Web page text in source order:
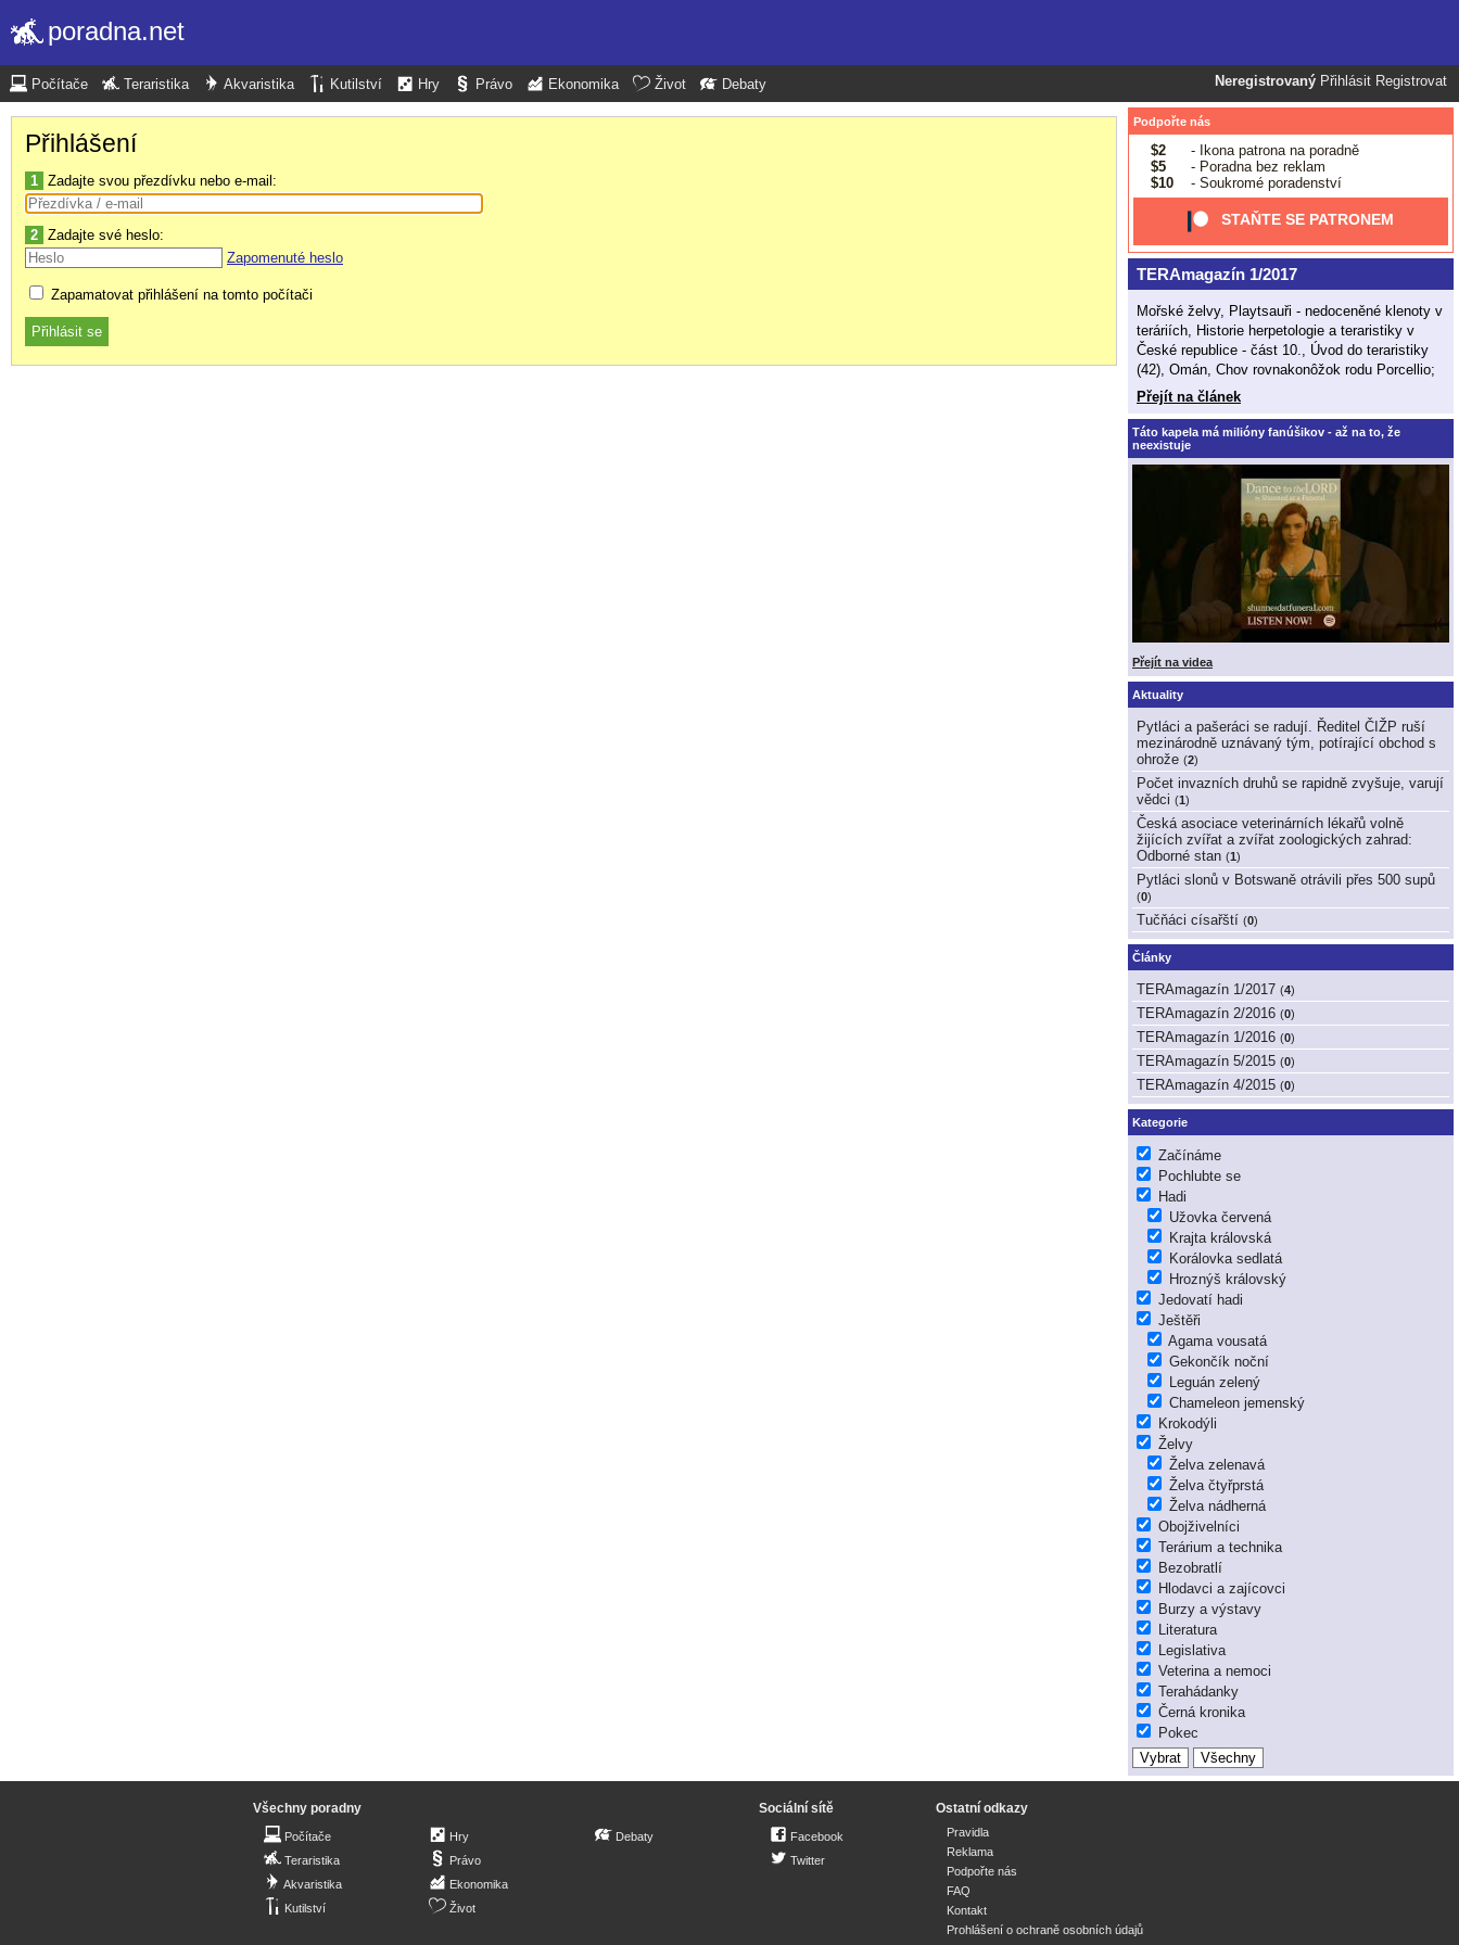
poradna.net
Neregistrovaný Přihlásit Registrovat
Počítače Teraristika Akvaristika Kutilství Hry Právo Ekonomika Život Debaty
Přihlášení
1 Zadajte svou přezdívku nebo e-mail:
2 Zadajte své heslo:
Zapomenuté heslo
Zapamatovat přihlášení na tomto počítači
Podpořte nás
$2
- Ikona patrona na poradně
$5
- Poradna bez reklam
$10
- Soukromé poradenství
STAŇTE SE PATRONEM
TERAmagazín 1/2017
Mořské želvy, Playtsauři - nedoceněné klenoty v
teráriích, Historie herpetologie a teraristiky v
České republice - část 10., Úvod do teraristiky
(42), Omán, Chov rovnakonôžok rodu Porcellio;
Přejít na článek
Táto kapela má milióny fanúšikov - až na to, že
neexistuje
Přejít na videa
Aktuality
Pytláci a pašeráci se radují. Ředitel ČIŽP ruší
mezinárodně uznávaný tým, potírající obchod s
ohrože (2)
Počet invazních druhů se rapidně zvyšuje, varují
vědci (1)
Česká asociace veterinárních lékařů volně
žijících zvířat a zvířat zoologických zahrad:
Odborné stan (1)
Pytláci slonů v Botswaně otrávili přes 500 supů
(0)
Tučňáci císařští (0)
Články
TERAmagazín 1/2017 (4)
TERAmagazín 2/2016 (0)
TERAmagazín 1/2016 (0)
TERAmagazín 5/2015 (0)
TERAmagazín 4/2015 (0)
Kategorie
Začínáme
Pochlubte se
Hadi
Užovka červená
Krajta královská
Korálovka sedlatá
Hroznýš královský
Jedovatí hadi
Ještěři
Agama vousatá
Gekončík noční
Leguán zelený
Chameleon jemenský
Krokodýli
Želvy
Želva zelenavá
Želva čtyřprstá
Želva nádherná
Obojživelníci
Terárium a technika
Bezobratlí
Hlodavci a zajícovci
Burzy a výstavy
Literatura
Legislativa
Veterina a nemoci
Terahádanky
Černá kronika
Pokec
Všechny poradny
Počítače
Teraristika
Akvaristika
Kutilství
Hry
Právo
Ekonomika
Život
Debaty
Sociální sítě
Facebook
Twitter
Ostatní odkazy
Pravidla
Reklama
Podpořte nás
FAQ
Kontakt
Prohlášení o ochraně osobních údajů